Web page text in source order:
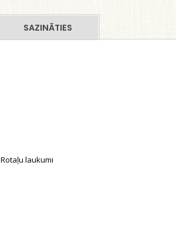
SAZINĀTIES
Rotaļu laukumi